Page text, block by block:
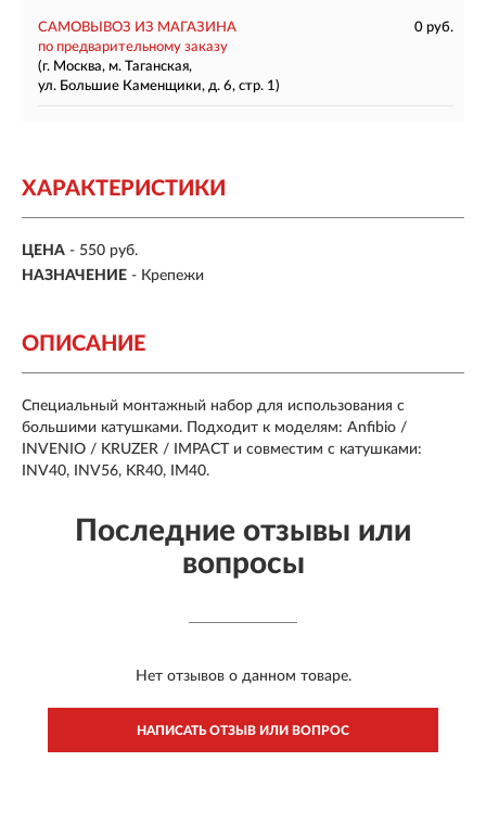
САМОВЫВОЗ ИЗ МАГАЗИНА
0 руб.
по предварительному заказу
(г. Москва, м. Таганская,
ул. Большие Каменщики, д. 6, стр. 1)
ХАРАКТЕРИСТИКИ
ЦЕНА - 550 руб.
НАЗНАЧЕНИЕ - Крепежи
ОПИСАНИЕ
Специальный монтажный набор для использования с
большими катушками. Подходит к моделям: Anfibio /
INVENIO / KRUZER / IMPACT и совместим с катушками:
INV40, INV56, KR40, IM40.
Последние отзывы или
вопросы
Нет отзывов о данном товаре.
НАПИСАТЬ ОТЗЫВ ИЛИ ВОПРОС